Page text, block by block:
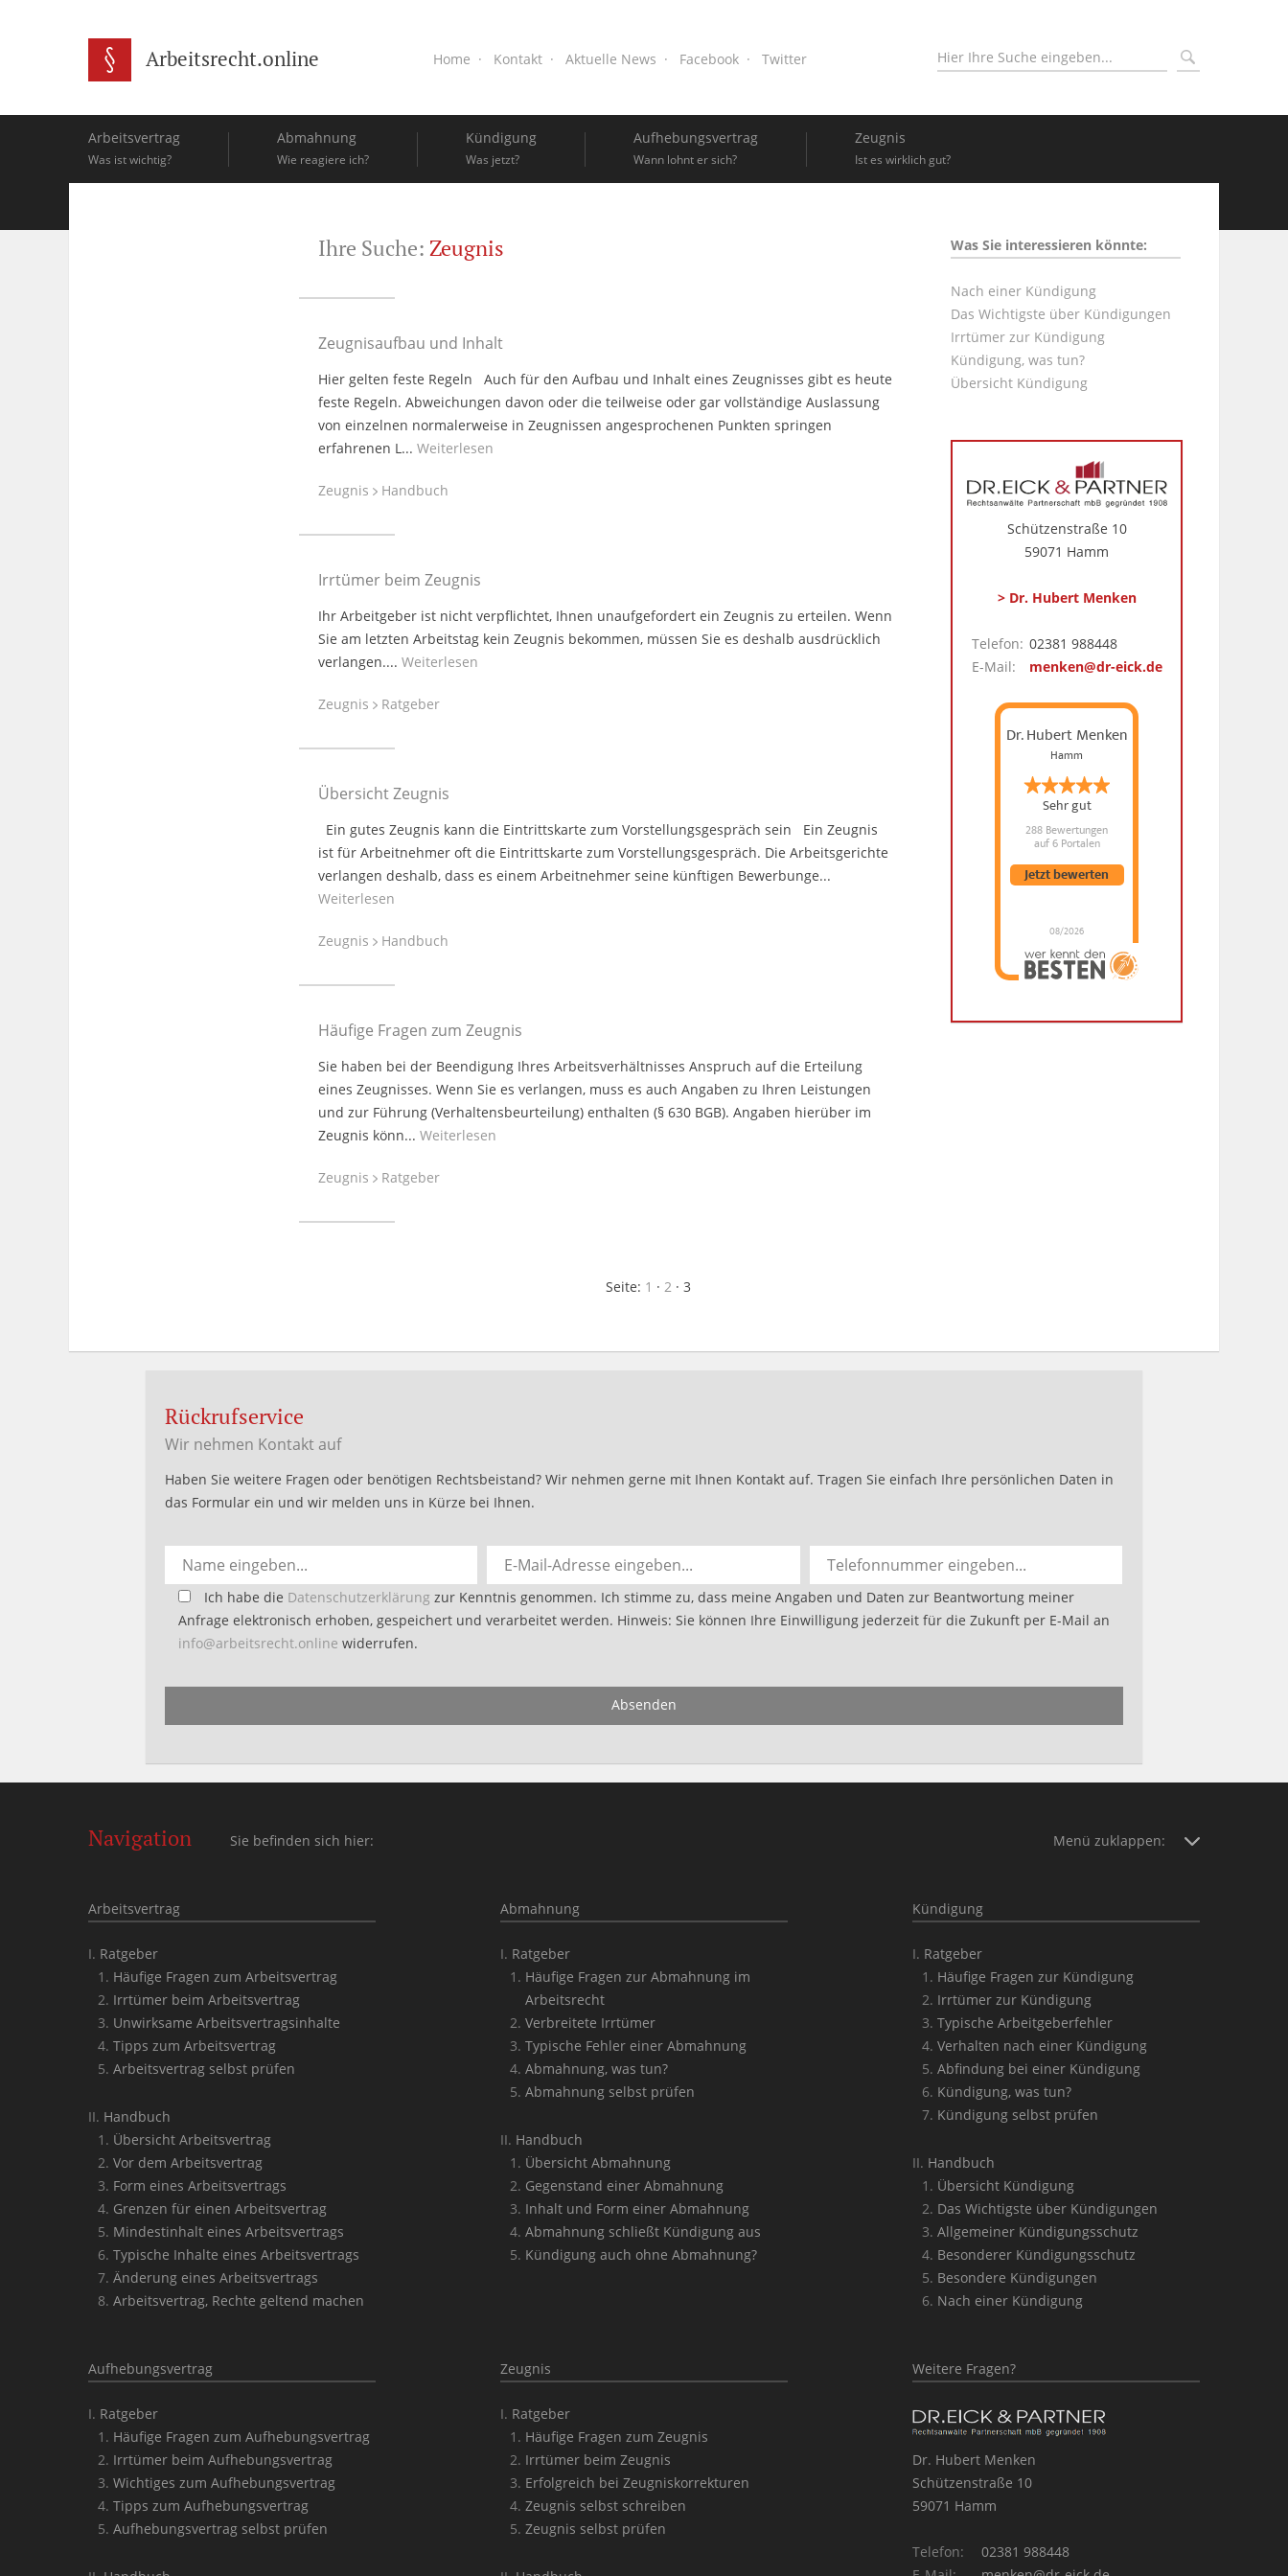
Arbeitsrecht.online Home Kontakt Aktuelle News Facebook Twitter
Arbeitsvertrag
Was ist wichtig?
Abmahnung
Wie reagiere ich?
Kündigung
Was jetzt?
Aufhebungsvertrag
Wann lohnt er sich?
Zeugnis
Ist es wirklich gut?
Ihre Suche: Zeugnis
Zeugnisaufbau und Inhalt
Hier gelten feste Regeln Auch für den Aufbau und Inhalt eines Zeugnisses gibt es heute
feste Regeln. Abweichungen davon oder die teilweise oder gar vollständige Auslassung
von einzelnen normalerweise in Zeugnissen angesprochenen Punkten springen
erfahrenen L... Weiterlesen
Zeugnis Handbuch
Irrtümer beim Zeugnis
Ihr Arbeitgeber ist nicht verpflichtet, Ihnen unaufgefordert ein Zeugnis zu erteilen. Wenn
Sie am letzten Arbeitstag kein Zeugnis bekommen, müssen Sie es deshalb ausdrücklich
verlangen.... Weiterlesen
Zeugnis Ratgeber
Übersicht Zeugnis
Ein gutes Zeugnis kann die Eintrittskarte zum Vorstellungsgespräch sein Ein Zeugnis
ist für Arbeitnehmer oft die Eintrittskarte zum Vorstellungsgespräch. Die Arbeitsgerichte
verlangen deshalb, dass es einem Arbeitnehmer seine künftigen Bewerbunge...
Weiterlesen
Zeugnis Handbuch
Häufige Fragen zum Zeugnis
Sie haben bei der Beendigung Ihres Arbeitsverhältnisses Anspruch auf die Erteilung
eines Zeugnisses. Wenn Sie es verlangen, muss es auch Angaben zu Ihren Leistungen
und zur Führung (Verhaltensbeurteilung) enthalten (§ 630 BGB). Angaben hierüber im
Zeugnis könn... Weiterlesen
Zeugnis Ratgeber
Was Sie interessieren könnte:
Nach einer Kündigung
Das Wichtigste über Kündigungen
Irrtümer zur Kündigung
Kündigung, was tun?
Übersicht Kündigung
Schützenstraße 10
59071 Hamm
> Dr. Hubert Menken
Telefon: 02381 988448
E-Mail:
menken@dr-eick.de
Dr. Hubert Menken
Hamm
Sehr gut
288 Bewertungen
auf 6 Portalen
08/2026
Jetzt bewerten
Dr. Hubert Menken
hat4.88 von5
MenkenBewertungen
Seite: 1 · 2 · 3
Rückrufservice
Wir nehmen Kontakt auf
Haben Sie weitere Fragen oder benötigen Rechtsbeistand? Wir nehmen gerne mit Ihnen Kontakt auf. Tragen Sie einfach Ihre persönlichen Daten in
das Formular ein und wir melden uns in Kürze bei Ihnen.
Bitte
lasse
dieses
leer.
Ich habe die Datenschutzerklärung zur Kenntnis genommen. Ich stimme zu, dass meine Angaben und Daten zur Beantwortung meiner
Anfrage elektronisch erhoben, gespeichert und verarbeitet werden. Hinweis: Sie können Ihre Einwilligung jederzeit für die Zukunft per E-Mail an
info@arbeitsrecht.online widerrufen.
Absenden
Navigation Sie befinden sich hier: Menü zuklappen:
Arbeitsvertrag
Ratgeber
Häufige Fragen zum Arbeitsvertrag
Irrtümer beim Arbeitsvertrag
Unwirksame Arbeitsvertragsinhalte
Tipps zum Arbeitsvertrag
Arbeitsvertrag selbst prüfen
Handbuch
Übersicht Arbeitsvertrag
Vor dem Arbeitsvertrag
Form eines Arbeitsvertrags
Grenzen für einen Arbeitsvertrag
Mindestinhalt eines Arbeitsvertrags
Typische Inhalte eines Arbeitsvertrags
Änderung eines Arbeitsvertrags
Arbeitsvertrag, Rechte geltend machen
Abmahnung
Ratgeber
Häufige Fragen zur Abmahnung im
Arbeitsrecht
Verbreitete Irrtümer
Typische Fehler einer Abmahnung
Abmahnung, was tun?
Abmahnung selbst prüfen
Handbuch
Übersicht Abmahnung
Gegenstand einer Abmahnung
Inhalt und Form einer Abmahnung
Abmahnung schließt Kündigung aus
Kündigung auch ohne Abmahnung?
Kündigung
Ratgeber
Häufige Fragen zur Kündigung
Irrtümer zur Kündigung
Typische Arbeitgeberfehler
Verhalten nach einer Kündigung
Abfindung bei einer Kündigung
Kündigung, was tun?
Kündigung selbst prüfen
Handbuch
Übersicht Kündigung
Das Wichtigste über Kündigungen
Allgemeiner Kündigungsschutz
Besonderer Kündigungsschutz
Besondere Kündigungen
Nach einer Kündigung
Aufhebungsvertrag
Ratgeber
Häufige Fragen zum Aufhebungsvertrag
Irrtümer beim Aufhebungsvertrag
Wichtiges zum Aufhebungsvertrag
Tipps zum Aufhebungsvertrag
Aufhebungsvertrag selbst prüfen
Zeugnis
Ratgeber
Häufige Fragen zum Zeugnis
Irrtümer beim Zeugnis
Erfolgreich bei Zeugniskorrekturen
Zeugnis selbst schreiben
Zeugnis selbst prüfen
Weitere Fragen?
Dr. Hubert Menken
Schützenstraße 10
59071 Hamm
Telefon:
02381 988448